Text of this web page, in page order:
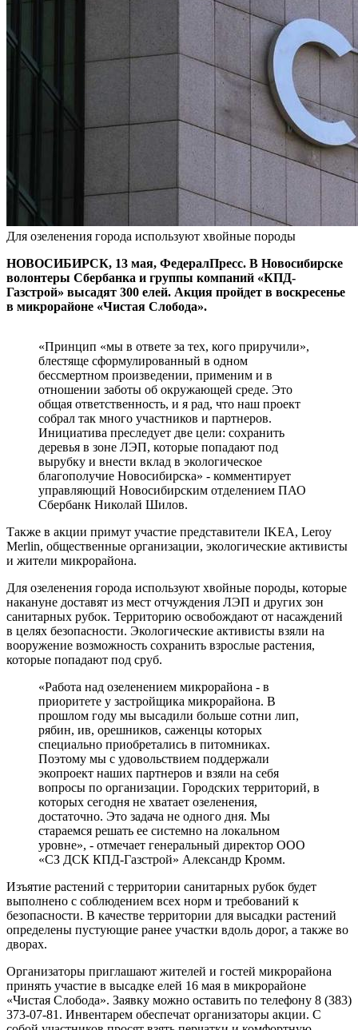
Для озеленения города используют хвойные породы
НОВОСИБИРСК, 13 мая, ФедералПресс. В Новосибирске
волонтеры Сбербанка и группы компаний «КПД-
Газстрой» высадят 300 елей. Акция пройдет в воскресенье
в микрорайоне «Чистая Слобода».
«Принцип «мы в ответе за тех, кого приручили»,
блестяще сформулированный в одном
бессмертном произведении, применим и в
отношении заботы об окружающей среде. Это
общая ответственность, и я рад, что наш проект
собрал так много участников и партнеров.
Инициатива преследует две цели: сохранить
деревья в зоне ЛЭП, которые попадают под
вырубку и внести вклад в экологическое
благополучие Новосибирска» - комментирует
управляющий Новосибирским отделением ПАО
Сбербанк Николай Шилов.
Также в акции примут участие представители IKEA, Leroy
Merlin, общественные организации, экологические активисты
и жители микрорайона.
Для озеленения города используют хвойные породы, которые
накануне доставят из мест отчуждения ЛЭП и других зон
санитарных рубок. Территорию освобождают от насаждений
в целях безопасности. Экологические активисты взяли на
вооружение возможность сохранить взрослые растения,
которые попадают под сруб.
«Работа над озеленением микрорайона - в
приоритете у застройщика микрорайона. В
прошлом году мы высадили больше сотни лип,
рябин, ив, орешников, саженцы которых
специально приобретались в питомниках.
Поэтому мы с удовольствием поддержали
экопроект наших партнеров и взяли на себя
вопросы по организации. Городских территорий, в
которых сегодня не хватает озеленения,
достаточно. Это задача не одного дня. Мы
стараемся решать ее системно на локальном
уровне», - отмечает генеральный директор ООО
«СЗ ДСК КПД-Газстрой» Александр Кромм.
Изъятие растений с территории санитарных рубок будет
выполнено с соблюдением всех норм и требований к
безопасности. В качестве территории для высадки растений
определены пустующие ранее участки вдоль дорог, а также во
дворах.
Организаторы приглашают жителей и гостей микрорайона
принять участие в высадке елей 16 мая в микрорайоне
«Чистая Слобода». Заявку можно оставить по телефону 8 (383)
373-07-81. Инвентарем обеспечат организаторы акции. С